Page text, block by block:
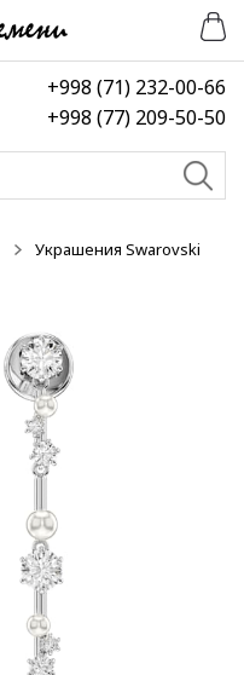
+998 (71) 232-00-66
+998 (77) 209-50-50
Украшения Swarovski